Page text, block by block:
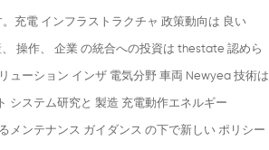
充電 インフラストラクチャ 政策動向は 良い
操作、 企業 の統合への投資は thestate 認めら
ューション インザ 電気分野 車両 Newyea 技術は
システム研究と 製造 充電動作エネルギー
ンテナンス ガイダンス の下で新しい ポリシー